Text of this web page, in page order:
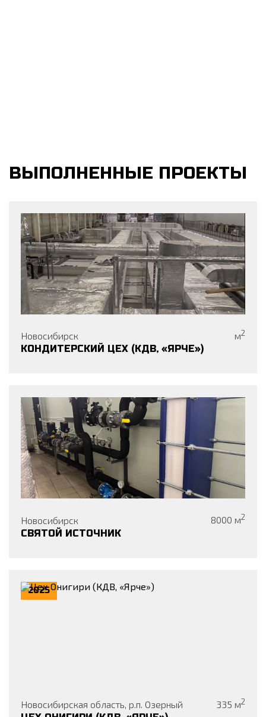
ВЫПОЛНЕННЫЕ ПРОЕКТЫ
2026
Новосибирск м2
КОНДИТЕРСКИЙ ЦЕХ (КДВ, «ЯРЧЕ»)
2025
Новосибирск 8000 м2
СВЯТОЙ ИСТОЧНИК
2025
Новосибирская область, р.п. Озерный 335 м2